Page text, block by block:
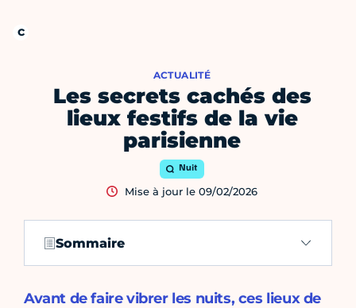
Les secrets cachés des
lieux festifs de la vie
parisienne
ACTUALITÉ
Nuit
Mise à jour le 09/02/2026
Sommaire
Avant de faire vibrer les nuits, ces lieux de